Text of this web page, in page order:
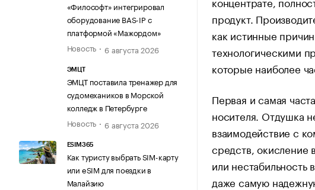
«Философт» интегрировал
оборудование BAS-IP с
платформой «Мажордом»
Новость
6 августа 2026
ЭМЦТ
ЭМЦТ поставила тренажер для
судомехаников в Морской
колледж в Петербурге
Новость
6 августа 2026
ESIM365
Как туристу выбрать SIM-карту
или eSIM для поездки в
Малайзию
продукт.
как истинные
технологическими
которые наиболее
Первая и самая
носителя. Отдушка
взаимодействие с
средств, окисление
или
даже самую